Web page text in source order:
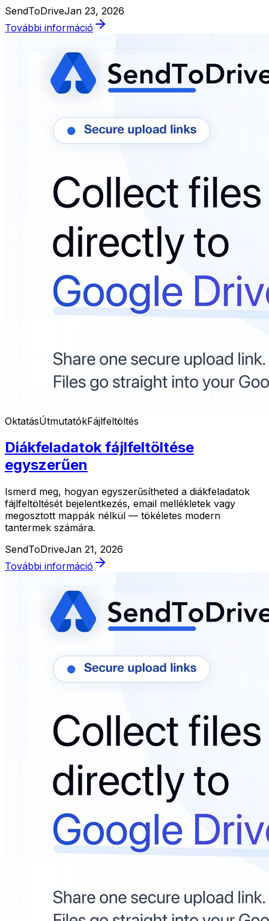
SendToDriveJan 23, 2026
További információ
OktatásÚtmutatókFájlfeltöltés
Diákfeladatok fájlfeltöltése
egyszerűen
Ismerd meg, hogyan egyszerűsítheted a diákfeladatok
fájlfeltöltését bejelentkezés, email mellékletek vagy
megosztott mappák nélkül — tökéletes modern
tantermek számára.
SendToDriveJan 21, 2026
További információ